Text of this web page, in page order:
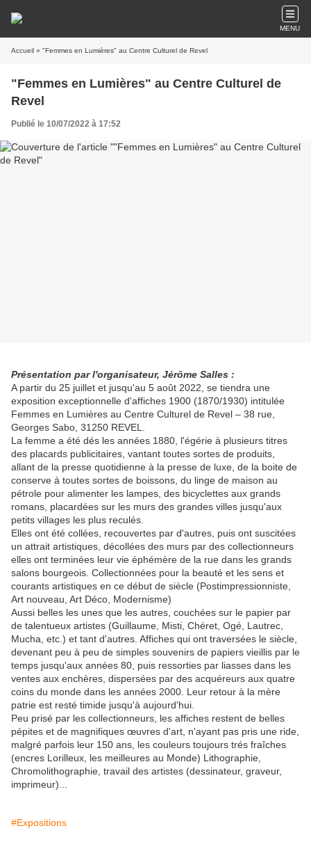
MENU
Accueil » "Femmes en Lumières" au Centre Culturel de Revel
"Femmes en Lumières" au Centre Culturel de
Revel
Publié le 10/07/2022 à 17:52
Présentation par l'organisateur, Jérôme Salles :
A partir du 25 juillet et jusqu'au 5 août 2022, se tiendra une
exposition exceptionnelle d'affiches 1900 (1870/1930) intitulée
Femmes en Lumières au Centre Culturel de Revel – 38 rue,
Georges Sabo, 31250 REVEL.
La femme a été dés les années 1880, l'égérie à plusieurs titres
des placards publicitaires, vantant toutes sortes de produits,
allant de la presse quotidienne à la presse de luxe, de la boite de
conserve à toutes sortes de boissons, du linge de maison au
pétrole pour alimenter les lampes, des bicyclettes aux grands
romans, placardées sur les murs des grandes villes jusqu'aux
petits villages les plus reculés.
Elles ont été collées, recouvertes par d'autres, puis ont suscitées
un attrait artistiques, décollées des murs par des collectionneurs
elles ont terminées leur vie éphémère de la rue dans les grands
salons bourgeois. Collectionnées pour la beauté et les sens et
courants artistiques en ce début de siècle (Postimpressionniste,
Art nouveau, Art Déco, Modernisme)
Aussi belles les unes que les autres, couchées sur le papier par
de talentueux artistes (Guillaume, Misti, Chéret, Ogé, Lautrec,
Mucha, etc.) et tant d'autres. Affiches qui ont traversées le siècle,
devenant peu à peu de simples souvenirs de papiers vieillis par le
temps jusqu'aux années 80, puis ressorties par liasses dans les
ventes aux enchères, dispersées par des acquéreurs aux quatre
coins du monde dans les années 2000. Leur retour à la mère
patrie est resté timide jusqu'à aujourd'hui.
Peu prisé par les collectionneurs, les affiches restent de belles
pépites et de magnifiques œuvres d'art, n'ayant pas pris une ride,
malgré parfois leur 150 ans, les couleurs toujours trés fraîches
(encres Lorilleux, les meilleures au Monde) Lithographie,
Chromolithographie, travail des artistes (dessinateur, graveur,
imprimeur)...
#Expositions